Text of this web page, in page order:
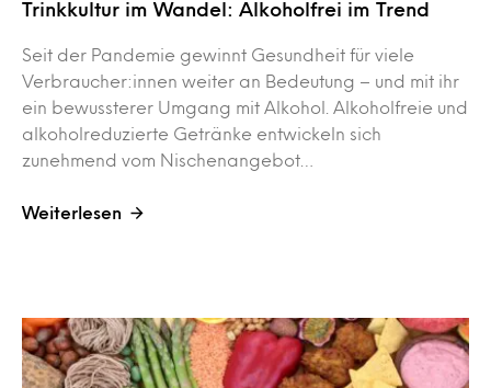
Trinkkultur im Wandel: Alkoholfrei im Trend
Seit der Pandemie gewinnt Gesundheit für viele
Verbraucher:innen weiter an Bedeutung – und mit ihr
ein bewussterer Umgang mit Alkohol. Alkoholfreie und
alkoholreduzierte Getränke entwickeln sich
zunehmend vom Nischenangebot…
Weiterlesen